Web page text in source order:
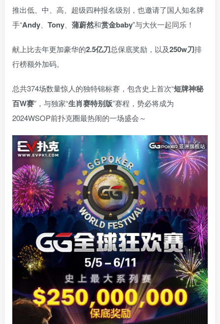
推出低、中、高、超级四种报名级别，也邀请了国人知名牌
手“Andy、 Tony、 蒲蔚然和赏金baby”与大伙一起同乐！
献上比去年更加豪华的2.5亿刀总保底奖励，以及250w刀排
行榜额外加码。
总共374场数量惊人的独特锦标赛，包含史上首次“短牌神秘
百W赛”，与独家“生肖赛特别版”赛程，势必将成为
2024WSOP前扑克圈最热闹的一场盛会～